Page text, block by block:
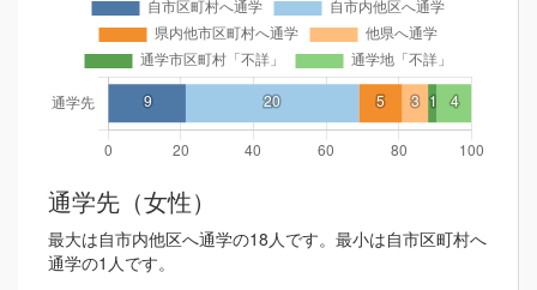
通学先（女性）
最大は自市内他区へ通学の18人です。最小は自市区町村へ
通学の1人です。